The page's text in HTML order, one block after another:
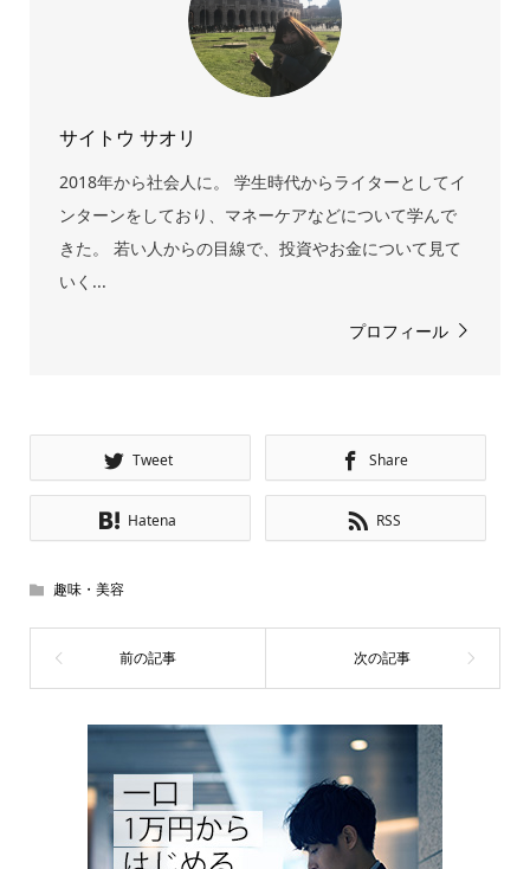
サイトウ サオリ
2018年から社会人に。 学生時代からライターとしてイ
ンターンをしており、マネーケアなどについて学んで
きた。 若い人からの目線で、投資やお金について見て
いく...
プロフィール
Tweet Share
Hatena RSS
趣味・美容